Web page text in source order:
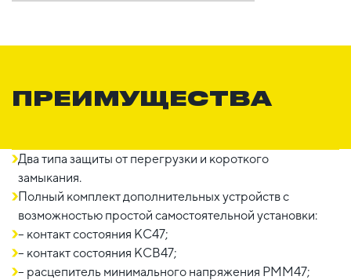
ПРЕИМУЩЕСТВА
Два типа защиты от перегрузки и короткого
замыкания.
Полный комплект дополнительных устройств с
возможностью простой самостоятельной установки:
– контакт состояния КС47;
– контакт состояния КСВ47;
– расцепитель минимального напряжения РММ47;